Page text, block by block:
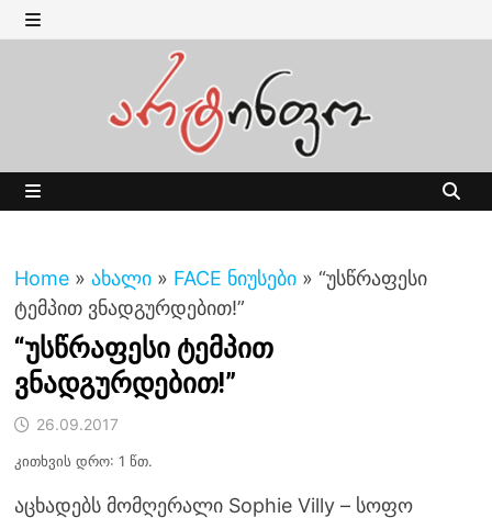
Skip
to MENU
Home » ახალი » FACE ნიუსები » “უსწრაფესი
ტემპით ვნადგურდებით!”
“უსწრაფესი ტემპით
ვნადგურდებით!”
26.09.2017
კითხვის დრო: 1 წთ.
აცხადებს მომღერალი Sophie Villy – სოფო